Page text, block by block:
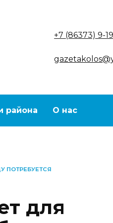
+7 (86373) 9-
района О нас
ПОТРЕБУЕТСЯ
для